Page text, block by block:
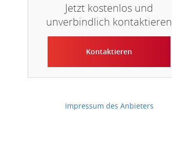
Jetzt kostenlos und
unverbindlich kontaktieren
Kontaktieren
Impressum des Anbieters